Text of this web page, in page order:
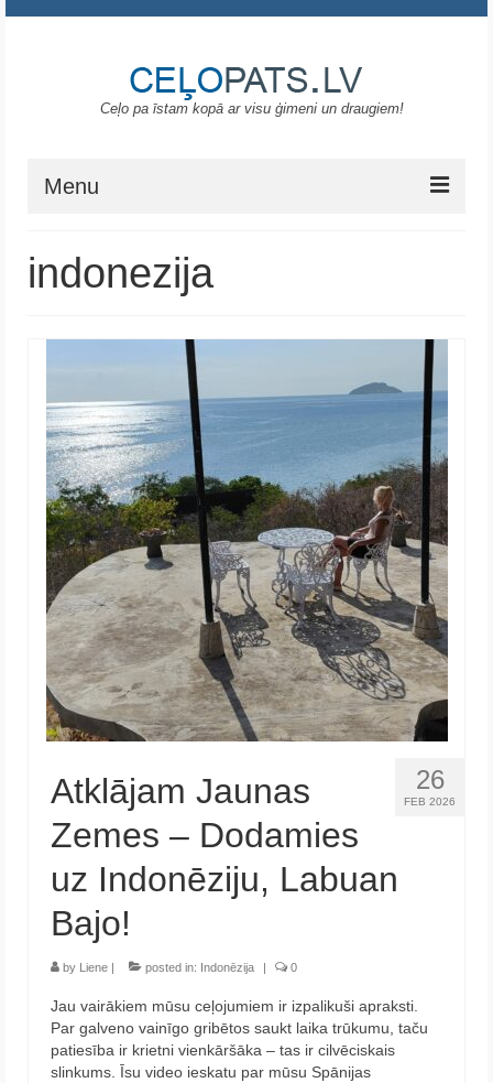
Ceļo pa īstam kopā ar visu ģimeni un draugiem!
Menu
Gruzija
Portugāle
Melnkalne
Grieķija
Krēta
Francija
Austrija
Itālija
Ukraina
Latvija
Indonēzija
Par Mums
indonezija
26
FEB 2026
Atklājam Jaunas
Zemes – Dodamies
uz Indonēziju, Labuan
Bajo!
by Liene | posted in: Indonēzija | 0
Jau vairākiem mūsu ceļojumiem ir izpalikuši apraksti.
Par galveno vainīgo gribētos saukt laika trūkumu, taču
patiesība ir krietni vienkāršāka – tas ir cilvēciskais
slinkums. Īsu video ieskatu par mūsu Spānijas